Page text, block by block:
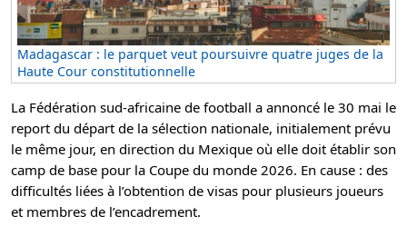
Madagascar : le parquet veut poursuivre quatre juges de la
Haute Cour constitutionnelle
La Fédération sud-africaine de football a annoncé le 30 mai le
report du départ de la sélection nationale, initialement prévu
le même jour, en direction du Mexique où elle doit établir son
camp de base pour la Coupe du monde 2026. En cause : des
difficultés liées à l’obtention de visas pour plusieurs joueurs
et membres de l’encadrement.